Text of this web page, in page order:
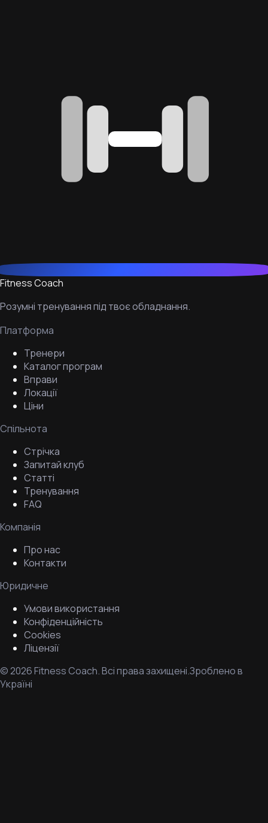
Fitness Coach
Розумні тренування під твоє обладнання.
Платформа
Тренери
Каталог програм
Вправи
Локації
Ціни
Спільнота
Стрічка
Запитай клуб
Статті
Тренування
FAQ
Компанія
Про нас
Контакти
Юридичне
Умови використання
Конфіденційність
Cookies
Ліцензії
©2026Fitness Coach.Всі права захищені.Зроблено в
Україні